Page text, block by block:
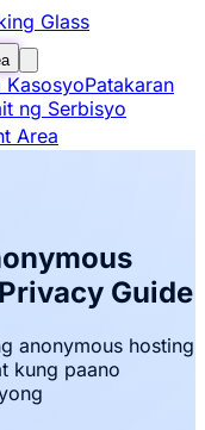
Glass
KasosyoPatakaran
ng Serbisyo
Area
Guide
anonymous hosting
kung paano